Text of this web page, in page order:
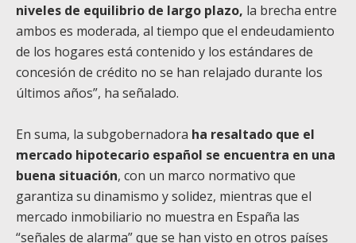
niveles de equilibrio de largo plazo, la brecha entre
ambos es moderada, al tiempo que el endeudamiento
de los hogares está contenido y los estándares de
concesión de crédito no se han relajado durante los
últimos años”, ha señalado.
En suma, la subgobernadora ha resaltado que el
mercado hipotecario español se encuentra en una
buena situación, con un marco normativo que
garantiza su dinamismo y solidez, mientras que el
mercado inmobiliario no muestra en España las
“señales de alarma” que se han visto en otros países